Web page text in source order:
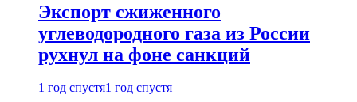
Экспорт сжиженного
углеводородного газа из России
рухнул на фоне санкций
1 год спустя1 год спустя